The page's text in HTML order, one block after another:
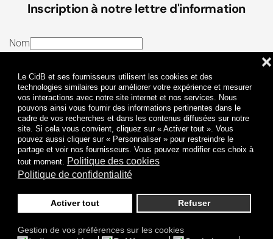
Le CidB et ses fournisseurs utilisent les cookies et des
technologies similaires pour améliorer votre expérience et mesurer
vos interactions avec notre site internet et nos services. Nous
pouvons ainsi vous fournir des informations pertinentes dans le
cadre de vos recherches et dans les contenus diffusées sur notre
site. Si cela vous convient, cliquez sur « Activer tout ». Vous
pouvez aussi cliquer sur « Personnaliser » pour restreindre le
partage et voir nos fournisseurs. Vous pouvez modifier ces choix à
tout moment. Politique des cookies
Politique de confidentialité
Activer tout Refuser
❌
Gestion de vos préférences sur les cookies
Inscription à notre lettre d'information
Nom
J’ai lu et j’accepte lesTermes et conditionset la
Politique de confidentialité
Je m'abonne